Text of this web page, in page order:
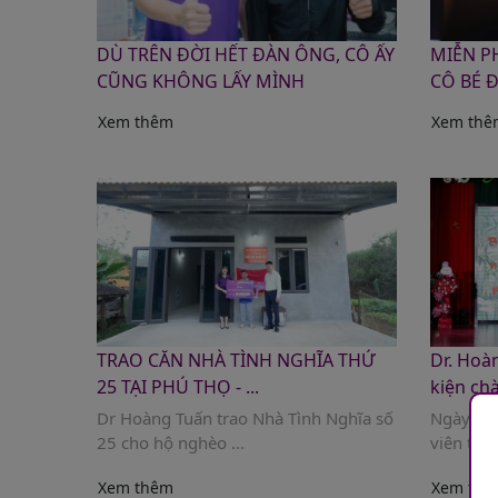
DÙ TRÊN ĐỜI HẾT ĐÀN ÔNG, CÔ ẤY
CŨNG KHÔNG LẤY MÌNH
Xem thêm
MIỄN
CÔ BÉ
Xem
TRAO CĂN NHÀ TÌNH NGHĨA THỨ
25 TẠI PHÚ THỌ - ...
Dr Hoàng Tuấn trao Nhà Tình Nghĩa số
25 cho hộ nghèo ...
Xem thêm
Dr.
kiện
Ngày 2/
viên
Xem thêm